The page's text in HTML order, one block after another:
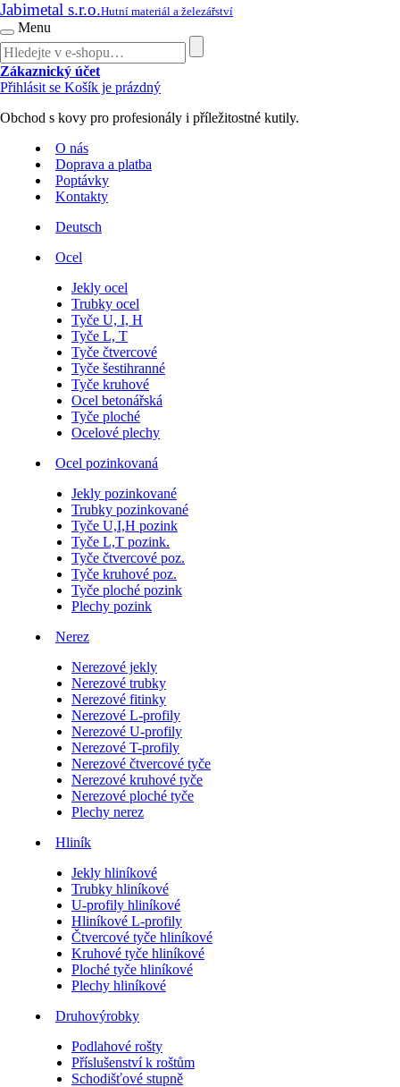
Jabimetal s.r.o.Hutní materiál a železářství
Menu
Zákaznický účet
Přihlásit se Košík je prázdný
Obchod s kovy pro profesionály i příležitostné kutily.
O nás
Doprava a platba
Poptávky
Kontakty
Deutsch
Ocel
Jekly ocel
Trubky ocel
Tyče U, I, H
Tyče L, T
Tyče čtvercové
Tyče šestihranné
Tyče kruhové
Ocel betonářská
Tyče ploché
Ocelové plechy
Ocel pozinkovaná
Jekly pozinkované
Trubky pozinkované
Tyče U,I,H pozink
Tyče L,T pozink.
Tyče čtvercové poz.
Tyče kruhové poz.
Tyče ploché pozink
Plechy pozink
Nerez
Nerezové jekly
Nerezové trubky
Nerezové fitinky
Nerezové L-profily
Nerezové U-profily
Nerezové T-profily
Nerezové čtvercové tyče
Nerezové kruhové tyče
Nerezové ploché tyče
Plechy nerez
Hliník
Jekly hliníkové
Trubky hliníkové
U-profily hliníkové
Hliníkové L-profily
Čtvercové tyče hliníkové
Kruhové tyče hliníkové
Ploché tyče hliníkové
Plechy hliníkové
Druhovýrobky
Podlahové rošty
Příslušenství k roštům
Schodišťové stupně